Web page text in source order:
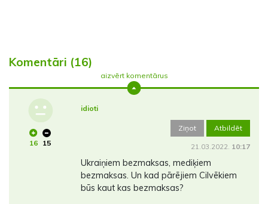
Komentāri (16)
aizvērt komentārus
16 15
idioti
Ziņot Atbildēt
21.03.2022. 10:17
Ukraiņiem bezmaksas, mediķiem
bezmaksas. Un kad pārējiem Cilvēkiem
būs kaut kas bezmaksas?